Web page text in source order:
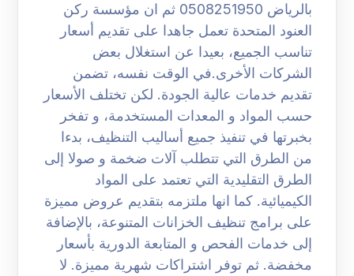
بالرياض 0508251950 ثم ان مؤسسة ركن
العنود المتحدة تعمل جاهدا على تقديم أسعار
تناسب الجميع، بعيدا عن استغلال بعض
الشركات الأخرى.في الوقت نفسه، تضمن
تقديم خدمات عالية الجودة. لكن تختلف الأسعار
حسب المواد و المعدات المستخدمة، و تفخر
بخبرتها في تنفيذ جميع أساليب التنظيف، بدءا
من الطرق التي تتطلب آلات ضخمة و صولا إلى
الطرق التقليدية التي تعتمد على المواد
الكيميائية. كما انها ملتزمه بتقديم عروض مميزة
على برامج تنظيف الخزانات المتنوعة، بالإضافة
إلى خدمات الفحص و المتابعة الدورية بأسعار
مخفضة. ثم توفر اشتراكات شهرية مميزة. لا